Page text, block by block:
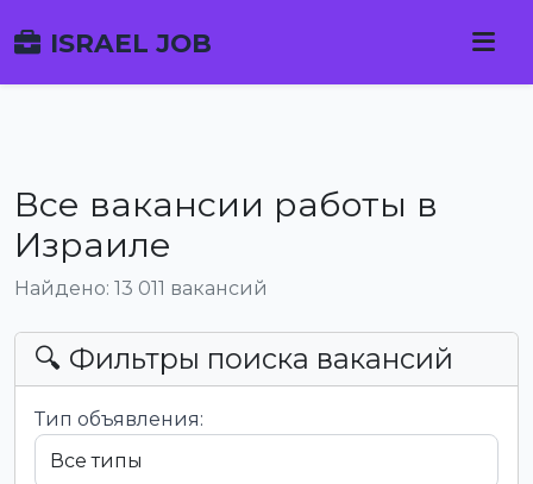
ISRAEL JOB
Все вакансии работы в
Израиле
Найдено: 13 011 вакансий
🔍 Фильтры поиска вакансий
Тип объявления: